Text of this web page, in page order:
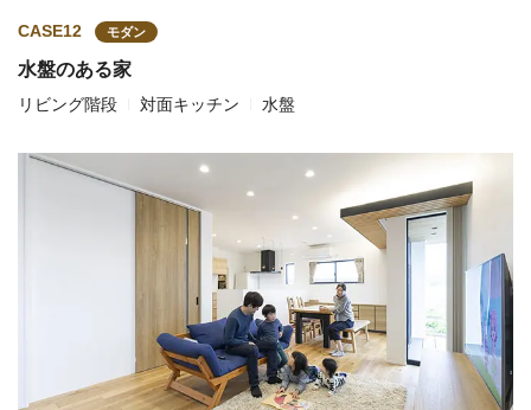
CASE12 モダン
水盤のある家
リビング階段 対面キッチン 水盤